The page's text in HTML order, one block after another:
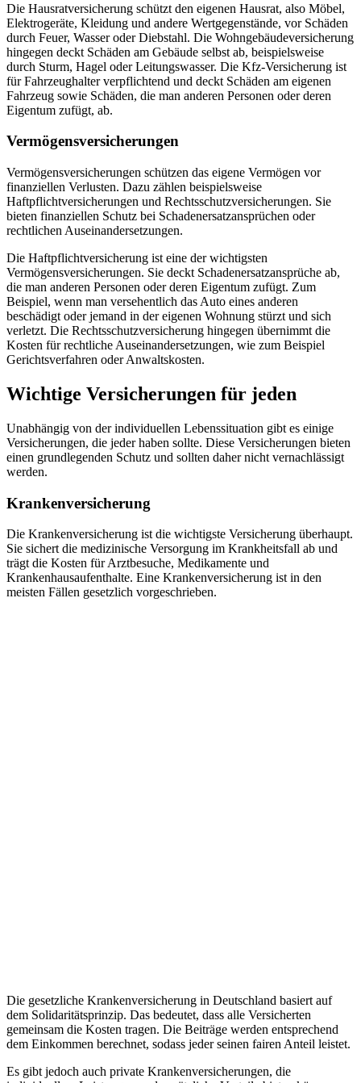
Die Hausratversicherung schützt den eigenen Hausrat, also Möbel,
Elektrogeräte, Kleidung und andere Wertgegenstände, vor Schäden
durch Feuer, Wasser oder Diebstahl. Die Wohngebäudeversicherung
hingegen deckt Schäden am Gebäude selbst ab, beispielsweise
durch Sturm, Hagel oder Leitungswasser. Die Kfz-Versicherung ist
für Fahrzeughalter verpflichtend und deckt Schäden am eigenen
Fahrzeug sowie Schäden, die man anderen Personen oder deren
Eigentum zufügt, ab.
Vermögensversicherungen
Vermögensversicherungen schützen das eigene Vermögen vor
finanziellen Verlusten. Dazu zählen beispielsweise
Haftpflichtversicherungen und Rechtsschutzversicherungen. Sie
bieten finanziellen Schutz bei Schadenersatzansprüchen oder
rechtlichen Auseinandersetzungen.
Die Haftpflichtversicherung ist eine der wichtigsten
Vermögensversicherungen. Sie deckt Schadenersatzansprüche ab,
die man anderen Personen oder deren Eigentum zufügt. Zum
Beispiel, wenn man versehentlich das Auto eines anderen
beschädigt oder jemand in der eigenen Wohnung stürzt und sich
verletzt. Die Rechtsschutzversicherung hingegen übernimmt die
Kosten für rechtliche Auseinandersetzungen, wie zum Beispiel
Gerichtsverfahren oder Anwaltskosten.
Wichtige Versicherungen für jeden
Unabhängig von der individuellen Lebenssituation gibt es einige
Versicherungen, die jeder haben sollte. Diese Versicherungen bieten
einen grundlegenden Schutz und sollten daher nicht vernachlässigt
werden.
Krankenversicherung
Die Krankenversicherung ist die wichtigste Versicherung überhaupt.
Sie sichert die medizinische Versorgung im Krankheitsfall ab und
trägt die Kosten für Arztbesuche, Medikamente und
Krankenhausaufenthalte. Eine Krankenversicherung ist in den
meisten Fällen gesetzlich vorgeschrieben.
Die gesetzliche Krankenversicherung in Deutschland basiert auf
dem Solidaritätsprinzip. Das bedeutet, dass alle Versicherten
gemeinsam die Kosten tragen. Die Beiträge werden entsprechend
dem Einkommen berechnet, sodass jeder seinen fairen Anteil leistet.
Es gibt jedoch auch private Krankenversicherungen, die